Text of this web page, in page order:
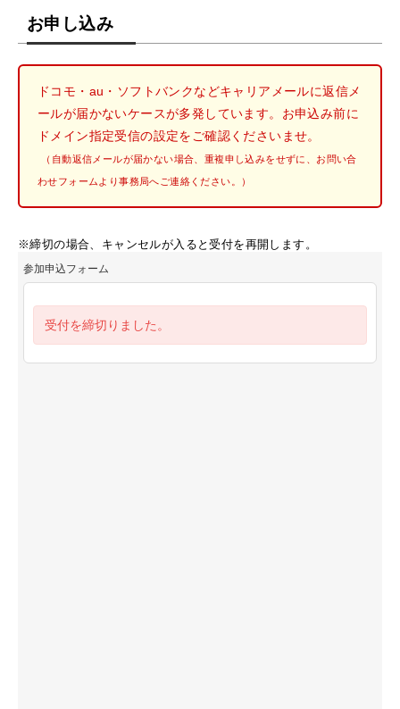
お申し込み
ドコモ・au・ソフトバンクなどキャリアメールに返信メ
ールが届かないケースが多発しています。お申込み前に
ドメイン指定受信の設定をご確認くださいませ。
（自動返信メールが届かない場合、重複申し込みをせずに、お問い合
わせフォームより事務局へご連絡ください。）
※締切の場合、キャンセルが入ると受付を再開します。